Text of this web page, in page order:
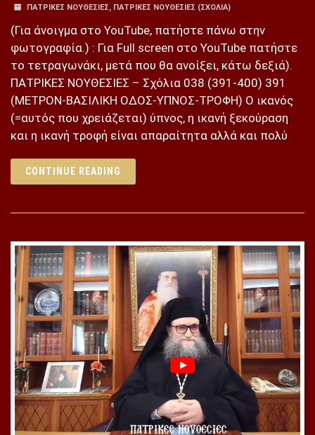
ΠΑΤΡΙΚΕΣ ΝΟΥΘΕΣΙΕΣ, ΠΑΤΡΙΚΕΣ ΝΟΥΘΕΣΙΕΣ (ΣΧΌΛΙΑ)
(Για άνοιγμα στο YouTube, πατήστε πάνω στην
φωτογραφία.) : Για Full screen στο YouTube πατήστε
το τετραγωνάκι, μετά που θα ανοίξει, κάτω δεξιά).
ΠΑΤΡΙΚΕΣ ΝΟΥΘΕΣΙΕΣ – Σχόλια 038 (391-400) 391
(ΜΕΤΡΟΝ-ΒΑΣΙΛΙΚΗ ΟΔΟΣ-ΥΠΝΟΣ-ΤΡΟΦΗ) Ο ικανός
(=αυτός που χρειάζεται) ύπνος, η ικανή ξεκούραση
και η ικανή τροφή είναι απαραίτητα αλλά και πολύ
CONTINUE READING